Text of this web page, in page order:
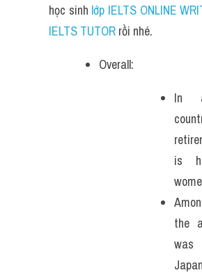
học sinh lớp IELTS ONLINE
IELTS TUTOR rồi nhé.
Overall:
In
is
the